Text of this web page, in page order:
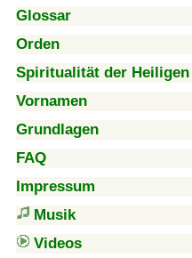
Glossar
Orden
Spiritualität der Heiligen
Vornamen
Grundlagen
FAQ
Impressum
Musik
Videos